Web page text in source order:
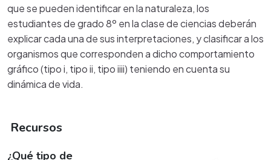
que se pueden identificar en la naturaleza, los
estudiantes de grado 8º en la clase de ciencias deberán
explicar cada una de sus interpretaciones, y clasificar a los
organismos que corresponden a dicho comportamiento
gráfico (tipo i, tipo ii, tipo iiii) teniendo en cuenta su
dinámica de vida.
Recursos
¿Qué tipo de